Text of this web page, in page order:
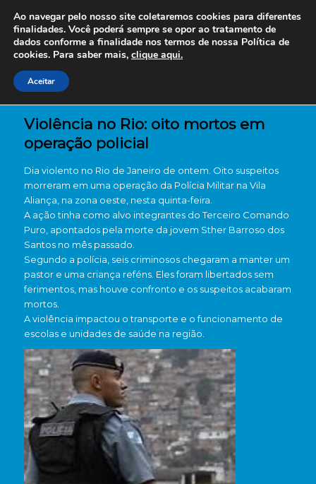
Violência no Rio: oito mortos em
operação policial
Dia violento no Rio de Janeiro de ontem. Oito suspeitos
morreram em uma operação da Polícia Militar na Vila
Aliança, na zona oeste, nesta quinta-feira.
A ação tinha como alvo integrantes do Terceiro Comando
Puro, apontados pela morte da jovem Sther Barroso dos
Santos no mês passado.
Segundo a polícia, seis criminosos chegaram a manter um
pastor e uma criança reféns. Eles foram libertados sem
ferimentos, mas houve confronto e os suspeitos acabaram
mortos.
A violência impactou o transporte e o funcionamento de
escolas e unidades de saúde na região.
Ao navegar pelo nosso site coletaremos cookies para diferentes
finalidades. Você poderá sempre se opor ao tratamento de
dados conforme a finalidade nos termos de nossa Política de
cookies. Para saber mais, clique aqui.
Aceitar